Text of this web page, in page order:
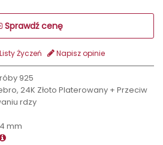
Sprawdź cenę
Życzeń Napisz opinie
925
24K Złoto Platerowany + Przeciw
rdzy
mm